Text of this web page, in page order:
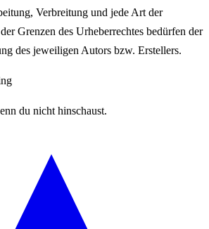
Verbreitung und jede Art der
Grenzen des Urheberrechtes bedürfen der
des jeweiligen Autors bzw. Erstellers.
du nicht hinschaust.